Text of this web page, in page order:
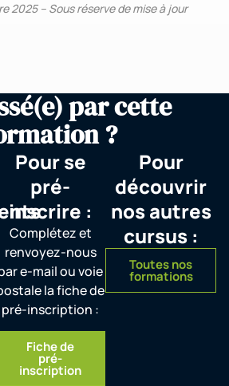
2025 – Sous réserve de mise à jour
par cette
?
Pour se
pré-
inscrire :
Complétez et
renvoyez-nous
e-mail ou voie
la fiche de
pré-inscription :
Fiche de
pré-
inscription
Pour
découvrir
nos autres
cursus :
Toutes nos
formations